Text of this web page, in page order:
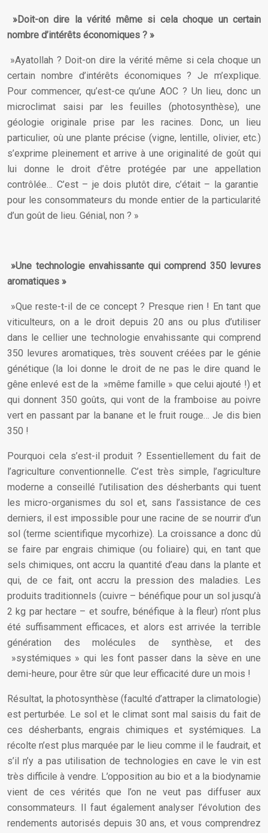
»Doit-on dire la vérité même si cela choque un certain
nombre d’intérêts économiques ? »
»Ayatollah ? Doit-on dire la vérité même si cela choque un
certain nombre d’intérêts économiques ? Je m’explique.
Pour commencer, qu’est-ce qu’une AOC ? Un lieu, donc un
microclimat saisi par les feuilles (photosynthèse), une
géologie originale prise par les racines. Donc, un lieu
particulier, où une plante précise (vigne, lentille, olivier, etc.)
s’exprime pleinement et arrive à une originalité de goût qui
lui donne le droit d’être protégée par une appellation
contrôlée… C’est – je dois plutôt dire, c’était – la garantie
pour les consommateurs du monde entier de la particularité
d’un goût de lieu. Génial, non ? »
»Une technologie envahissante qui comprend 350 levures
aromatiques »
»Que reste-t-il de ce concept ? Presque rien ! En tant que
viticulteurs, on a le droit depuis 20 ans ou plus d’utiliser
dans le cellier une technologie envahissante qui comprend
350 levures aromatiques, très souvent créées par le génie
génétique (la loi donne le droit de ne pas le dire quand le
gêne enlevé est de la »même famille » que celui ajouté !) et
qui donnent 350 goûts, qui vont de la framboise au poivre
vert en passant par la banane et le fruit rouge… Je dis bien
350 !
Pourquoi cela s’est-il produit ? Essentiellement du fait de
l’agriculture conventionnelle. C’est très simple, l’agriculture
moderne a conseillé l’utilisation des désherbants qui tuent
les micro-organismes du sol et, sans l’assistance de ces
derniers, il est impossible pour une racine de se nourrir d’un
sol (terme scientifique mycorhize). La croissance a donc dû
se faire par engrais chimique (ou foliaire) qui, en tant que
sels chimiques, ont accru la quantité d’eau dans la plante et
qui, de ce fait, ont accru la pression des maladies. Les
produits traditionnels (cuivre – bénéfique pour un sol jusqu’à
2 kg par hectare – et soufre, bénéfique à la fleur) n’ont plus
été suffisamment efficaces, et alors est arrivée la terrible
génération des molécules de synthèse, et des
»systémiques » qui les font passer dans la sève en une
demi-heure, pour être sûr que leur efficacité dure un mois !
Résultat, la photosynthèse (faculté d’attraper la climatologie)
est perturbée. Le sol et le climat sont mal saisis du fait de
ces désherbants, engrais chimiques et systémiques. La
récolte n’est plus marquée par le lieu comme il le faudrait, et
s’il n’y a pas utilisation de technologies en cave le vin est
très difficile à vendre. L’opposition au bio et a la biodynamie
vient de ces vérités que l’on ne veut pas diffuser aux
consommateurs. Il faut également analyser l’évolution des
rendements autorisés depuis 30 ans, et vous comprendrez